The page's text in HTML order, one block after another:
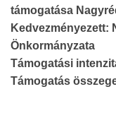
támogatása
Kedvezményezett:
Önkormányzata
Támogatási
Támogatás